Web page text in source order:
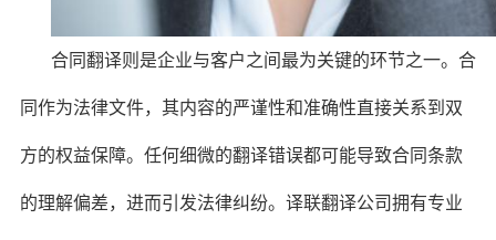
合同翻译则是企业与客户之间最为关键的环节之一。合
同作为法律文件，其内容的严谨性和准确性直接关系到双
方的权益保障。任何细微的翻译错误都可能导致合同条款
的理解偏差，进而引发法律纠纷。译联翻译公司拥有专业